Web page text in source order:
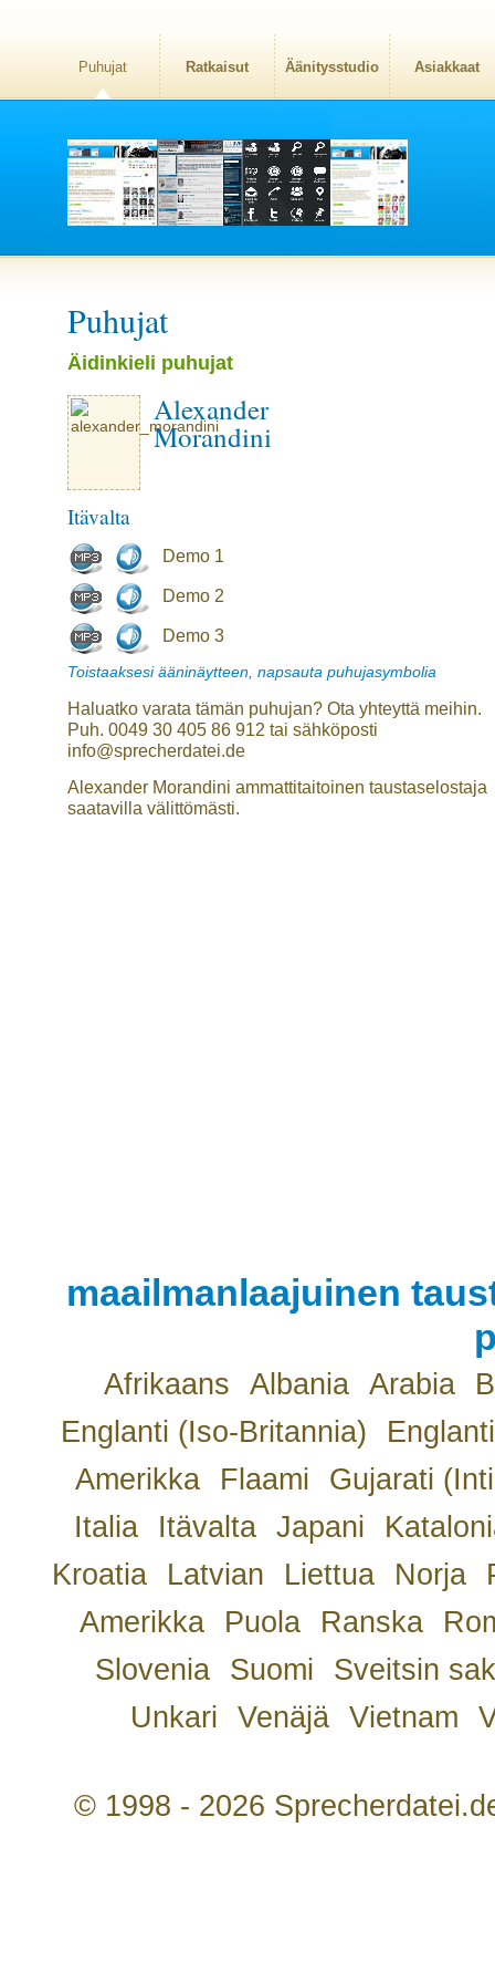
Puhujat Ratkaisut Äänitysstudio Asiakkaat
Puhujat
Äidinkieli puhujat
Alexander
Morandini
Itävalta
Demo 1
Demo 2
Demo 3
Toistaaksesi ääninäytteen, napsauta puhujasymbolia
Haluatko varata tämän puhujan? Ota yhteyttä meihin.
Puh. 0049 30 405 86 912 tai sähköposti
info@sprecherdatei.de
Alexander Morandini ammattitaitoinen taustaselostaja
saatavilla välittömästi.
maailmanlaajuinen
Afrikaans Albania Arabia
Englanti (Iso-Britannia)
Amerikka
Flaami
Gujarati
Italia
Itävalta Japani
Kroatia
Latvian Liettua Norja
Amerikka
Puola Ranska
Slovenia
Suomi
Sveitsin
Unkari
Venäjä Vietnam
© 1998 - 2026